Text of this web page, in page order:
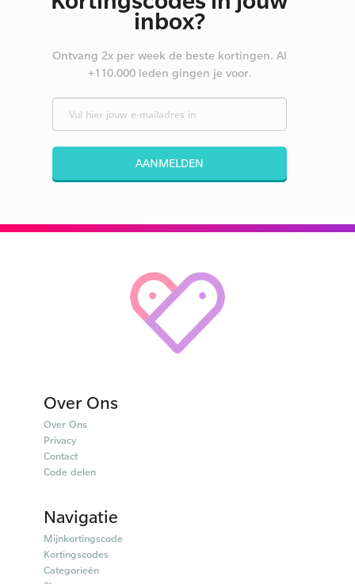
inbox?
Ontvang 2x per week de beste kortingen. Al
+110.000 leden gingen je voor.
AANMELDEN
Over Ons
Over Ons
Privacy
Contact
Code delen
Navigatie
Mijnkortingscode
Kortingscodes
Categorieën